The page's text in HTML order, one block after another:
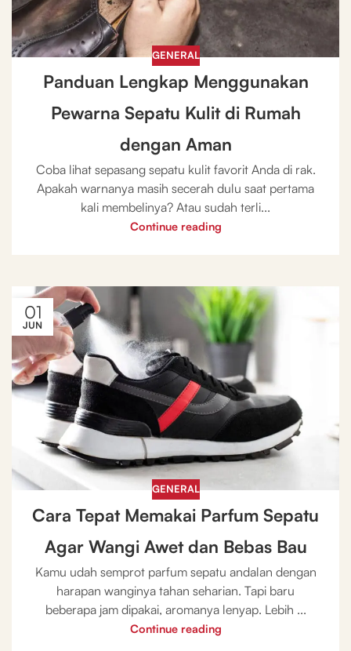
GENERAL
Panduan Lengkap Menggunakan
Pewarna Sepatu Kulit di Rumah
dengan Aman
Coba lihat sepasang sepatu kulit favorit Anda di rak.
Apakah warnanya masih secerah dulu saat pertama
kali membelinya? Atau sudah terli...
Continue reading
01
JUN
GENERAL
Cara Tepat Memakai Parfum Sepatu
Agar Wangi Awet dan Bebas Bau
Kamu udah semprot parfum sepatu andalan dengan
harapan wanginya tahan seharian. Tapi baru
beberapa jam dipakai, aromanya lenyap. Lebih ...
Continue reading